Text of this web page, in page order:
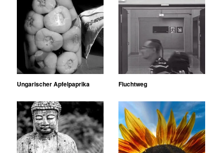
Ungarischer Apfelpaprika Fluchtweg